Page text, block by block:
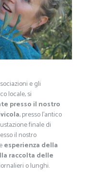
e gli
locale, si
presso il nostro
, presso l’antico
finale di
il nostro
esperienza della
raccolta delle
o lunghi.